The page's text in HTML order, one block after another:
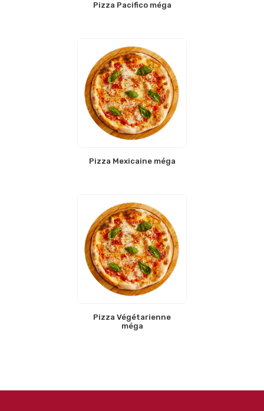
Pizza Pacifico méga
Pizza Mexicaine méga
Pizza Végétarienne
méga